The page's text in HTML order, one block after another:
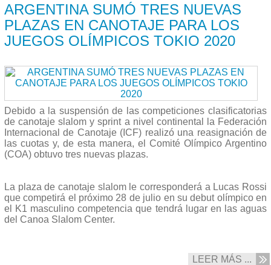
ARGENTINA SUMÓ TRES NUEVAS
PLAZAS EN CANOTAJE PARA LOS
JUEGOS OLÍMPICOS TOKIO 2020
Debido a la suspensión de las competiciones clasificatorias
de canotaje slalom y sprint a nivel continental la Federación
Internacional de Canotaje (ICF) realizó una reasignación de
las cuotas y, de esta manera, el Comité Olímpico Argentino
(COA) obtuvo tres nuevas plazas.
La plaza de canotaje slalom le corresponderá a Lucas Rossi
que competirá el próximo 28 de julio en su debut olímpico en
el K1 masculino competencia que tendrá lugar en las aguas
del Canoa Slalom Center.
LEER MÁS ...